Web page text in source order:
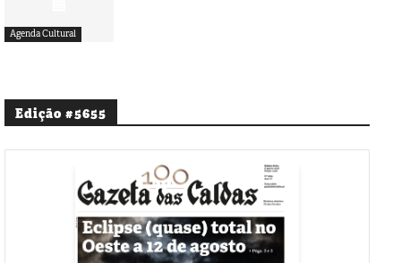
Agenda Cultural
Edição #5655